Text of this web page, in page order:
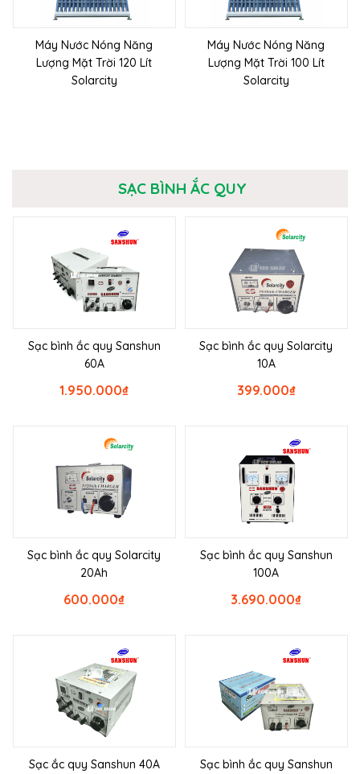
Máy Nước Nóng Năng
Lượng Mặt Trời 120 Lít
Solarcity
Máy Nước Nóng Năng
Lượng Mặt Trời 100 Lít
Solarcity
SẠC BÌNH ẮC QUY
Sạc bình ắc quy Sanshun
60A
₫
1.950.000
Sạc bình ắc quy Solarcity
10A
₫
399.000
Sạc bình ắc quy Solarcity
20Ah
₫
600.000
Sạc bình ắc quy Sanshun
100A
₫
3.690.000
Sạc ắc quy Sanshun 40A
Sạc bình ắc quy Sanshun